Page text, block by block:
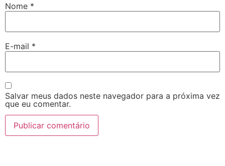
Nome *
E-mail *
Salvar meus dados neste navegador para a próxima vez
que eu comentar.